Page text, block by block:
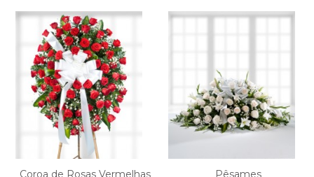
Coroa de Rosas Vermelhas Pêsames